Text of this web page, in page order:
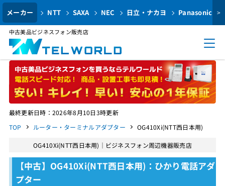
メーカー NTT SAXA NEC 日立・ナカヨ Panasonic >
中古美品ビジネスフォン販売店
最終更新日時：2026年8月10日3時更新
TOP
ルーター・ターミナルアダプター OG410Xi(NTT西日本用)
OG410Xi(NTT西日本用)｜ビジネスフォン周辺機器販売店
【中古】OG410Xi(NTT西日本用)：ひかり電話アダ
プター